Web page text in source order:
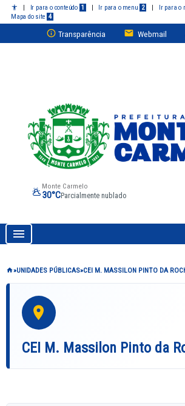
| Ir para o conteúdo 1 | Ir para o menu 2 | Ir para o
Mapa do site 4
Transparência Webmail
Monte Carmelo
30°CParcialmente nublado
UNIDADES PÚBLICAS CEI M. MASSILON PINTO DA
CEI M. Massilon Pinto da